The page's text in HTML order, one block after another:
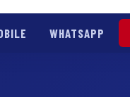
WHATSAPP